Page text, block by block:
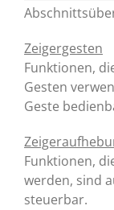
Zeigergesten
Funktionen,
Gesten
Geste
Funktionen,
werden, sind
steuerbar.